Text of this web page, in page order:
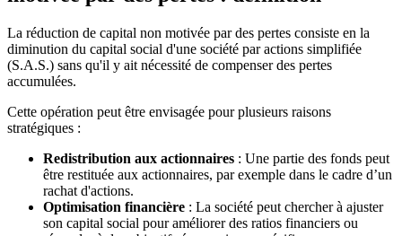
La réduction de capital non motivée par des pertes consiste en la
diminution du capital social d'une société par actions simplifiée
(S.A.S.) sans qu'il y ait nécessité de compenser des pertes
accumulées.
Cette opération peut être envisagée pour plusieurs raisons
stratégiques :
Redistribution aux actionnaires : Une partie des fonds peut
être restituée aux actionnaires, par exemple dans le cadre d’un
rachat d'actions.
Optimisation financière : La société peut chercher à ajuster
son capital social pour améliorer des ratios financiers ou